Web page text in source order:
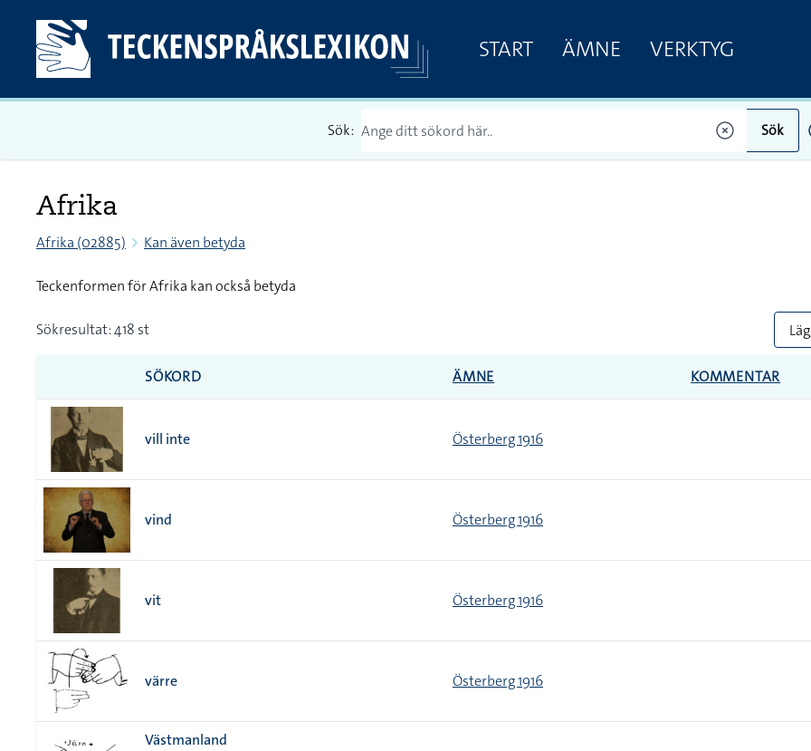
START ÄMNE VERKTYG
Sök: Sök
Afrika
Afrika (02885) Kan även betyda
Teckenformen för Afrika kan också betyda
Sökresultat: 418 st
SÖKORD ÄMNE KOMMENTAR
vill inte Österberg 1916
vind Österberg 1916
vit Österberg 1916
värre Österberg 1916
Västmanland